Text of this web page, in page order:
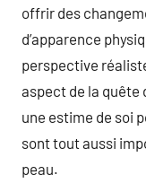
offrir des
d’apparence
perspective
aspect de la quête
une estime de soi
sont tout aussi
peau.